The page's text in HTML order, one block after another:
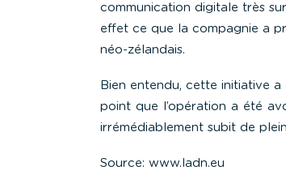
communication digitale très
effet ce que la compagnie a
néo-zélandais.
Bien entendu, cette initiative
point que l’opération a été
irrémédiablement subit de
Source: www.ladn.eu